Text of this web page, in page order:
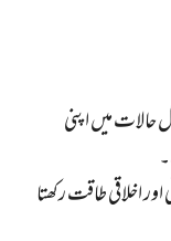
میں اپنی
اخلاقی طاقت رکھتا